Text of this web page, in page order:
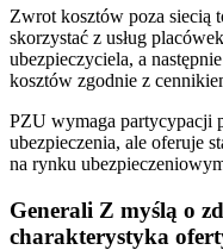
Zwrot kosztów poza siecią
skorzystać z usług
ubezpieczyciela, a
kosztów zgodnie z
PZU wymaga partycypacji
ubezpieczenia, ale oferuje
na rynku
Generali Z myślą o
charakterystyka